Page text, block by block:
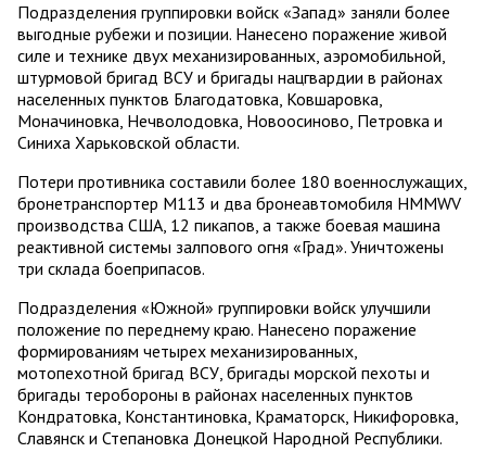
Подразделения группировки войск «Запад» заняли более
выгодные рубежи и позиции. Нанесено поражение живой
силе и технике двух механизированных, аэромобильной,
штурмовой бригад ВСУ и бригады нацгвардии в районах
населенных пунктов Благодатовка, Ковшаровка,
Моначиновка, Нечволодовка, Новоосиново, Петровка и
Синиха Харьковской области.
Потери противника составили более 180 военнослужащих,
бронетранспортер М113 и два бронеавтомобиля HMMWV
производства США, 12 пикапов, а также боевая машина
реактивной системы залпового огня «Град». Уничтожены
три склада боеприпасов.
Подразделения «Южной» группировки войск улучшили
положение по переднему краю. Нанесено поражение
формированиям четырех механизированных,
мотопехотной бригад ВСУ, бригады морской пехоты и
бригады теробороны в районах населенных пунктов
Кондратовка, Константиновка, Краматорск, Никифоровка,
Славянск и Степановка Донецкой Народной Республики.